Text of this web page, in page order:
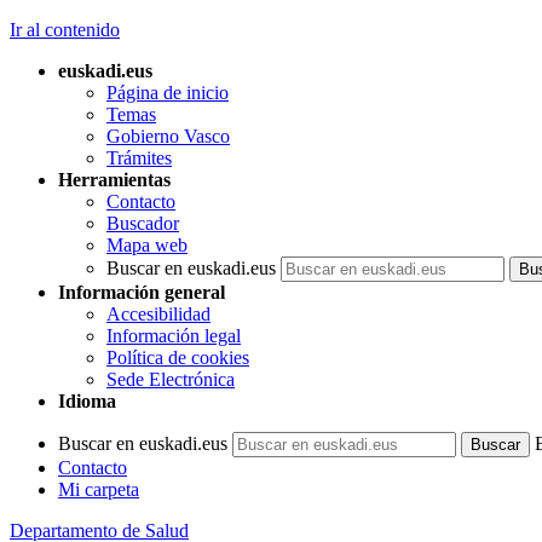
Ir al contenido
euskadi.eus
Página de inicio
Temas
Gobierno Vasco
Trámites
Herramientas
Contacto
Buscador
Mapa web
Buscar en euskadi.eus
Información general
Accesibilidad
Información legal
Política de cookies
Sede Electrónica
Idioma
Buscar en euskadi.eus
Contacto
Mi carpeta
Departamento de Salud